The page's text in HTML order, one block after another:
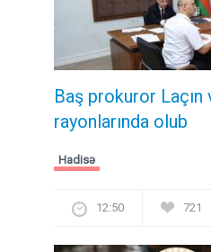
Baş prokuror Laçın
rayonlarında olub
Hadisə
12:50 721